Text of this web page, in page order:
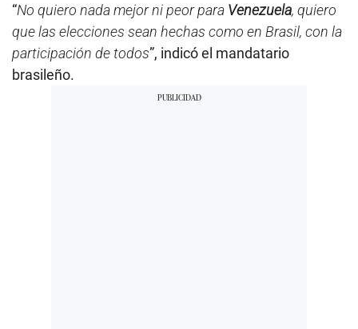
“No quiero nada mejor ni peor para Venezuela, quiero
que las elecciones sean hechas como en Brasil, con la
participación de todos”, indicó el mandatario
brasileño.